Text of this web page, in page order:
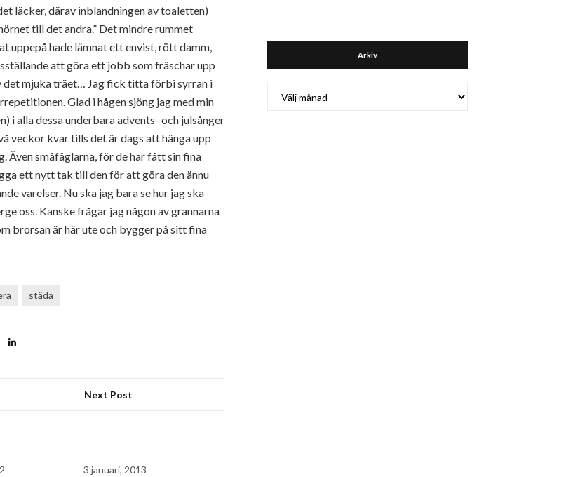
läcker, därav inblandningen av toaletten)
till det andra.” Det mindre rummet
uppepå hade lämnat ett envist, rött damm,
att göra ett jobb som fräschar upp
det mjuka träet… Jag fick titta förbi syrran i
Glad i hågen sjöng jag med min
i alla dessa underbara advents- och julsånger
veckor kvar tills det är dags att hänga upp
Även småfåglarna, för de har fått sin fina
ett nytt tak till den för att göra den ännu
varelser. Nu ska jag bara se hur jag ska
oss. Kanske frågar jag någon av grannarna
brorsan är här ute och bygger på sitt fina
städa
Next Post
3 januari, 2013
Arkiv